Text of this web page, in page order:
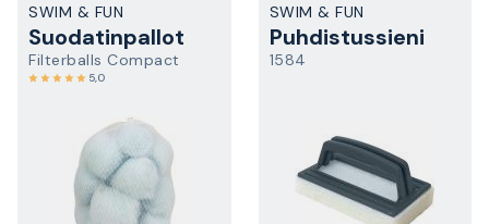
SWIM & FUN
Suodatinpallot
Filterballs Compact
5,0
SWIM & FUN
Puhdistussieni
1584